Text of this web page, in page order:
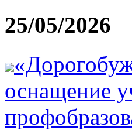
25/05/2026
оснащение